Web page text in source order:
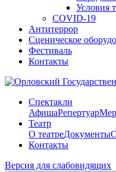
Условия
COVID-19
Антитеррор
Сценическое
Фестиваль
Контакты
Спектакли
АфишаРепертуар
Театр
О театреДокументы
Контакты
Версия для слабовидящих